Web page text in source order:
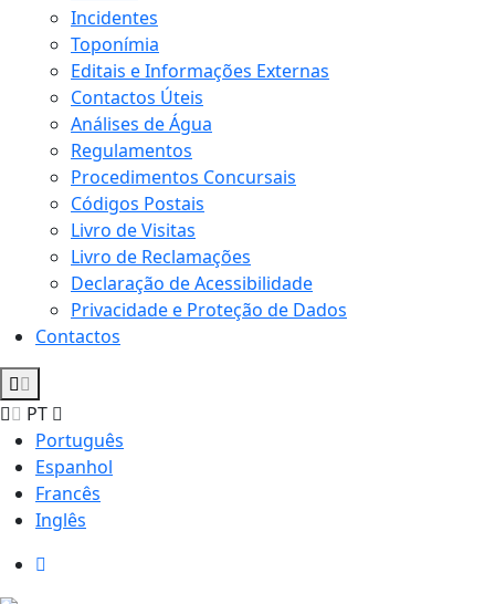
Incidentes
Toponímia
Editais e Informações Externas
Contactos Úteis
Análises de Água
Regulamentos
Procedimentos Concursais
Códigos Postais
Livro de Visitas
Livro de Reclamações
Declaração de Acessibilidade
Privacidade e Proteção de Dados
Contactos
PT
Português
Espanhol
Francês
Inglês